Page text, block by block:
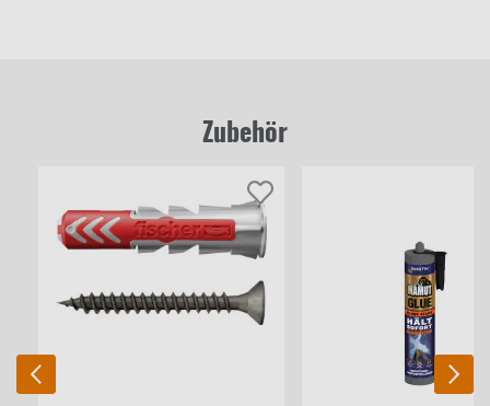
Zubehör